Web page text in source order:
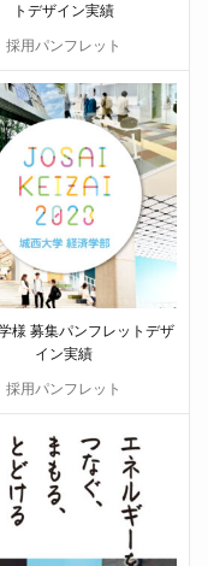
トデザイン実績
採用パンフレット
様 募集パンフレットデザ
イン実績
採用パンフレット